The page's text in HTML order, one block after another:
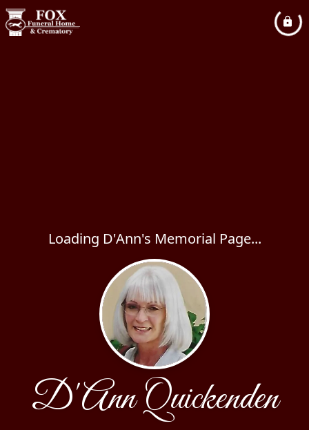
Loading D'Ann's Memorial Page...
D'Ann Quickenden